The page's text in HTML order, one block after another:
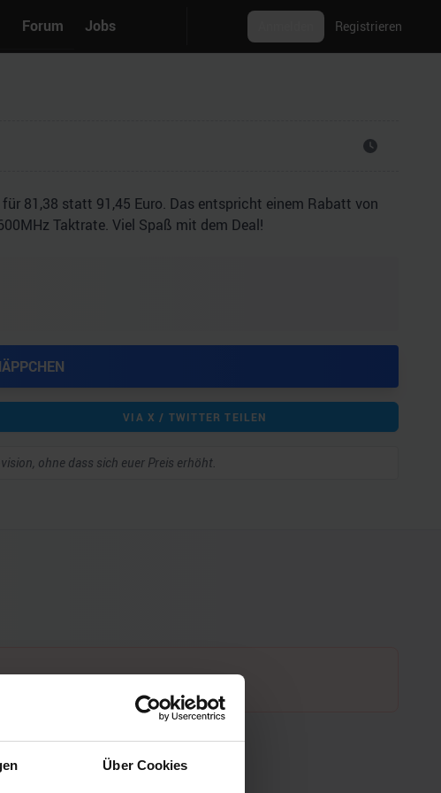
Über Cookies
Forum Jobs Registrieren
81,38 statt 91,45 Euro. Das entspricht einem Rabatt von
Taktrate. Viel Spaß mit dem Deal!
VIA X / TWITTER TEILEN
ohne dass sich euer Preis erhöht.